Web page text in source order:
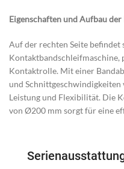
Eigenschaften und Aufbau
Auf der rechten Seite befindet
Kontaktbandschleifmaschine,
Kontaktrolle. Mit einer
und Schnittgeschwindigkeiten
Leistung und Flexibilität. Die
von Ø200 mm sorgt für eine